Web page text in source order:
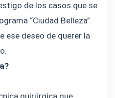
de los casos que se
“Ciudad Belleza”.
ese deseo de querer la